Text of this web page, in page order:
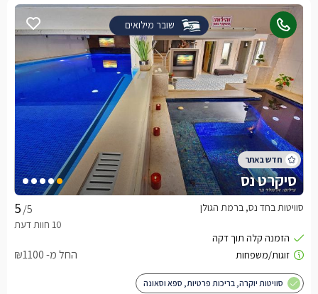
שובר מילואים
סיקרט נס
/5 סוויטות בחד נס, ברמת הגולן
החל מ- ₪1100
סוויטות יוקרה, בריכות פרטיות, ספא וסאונה